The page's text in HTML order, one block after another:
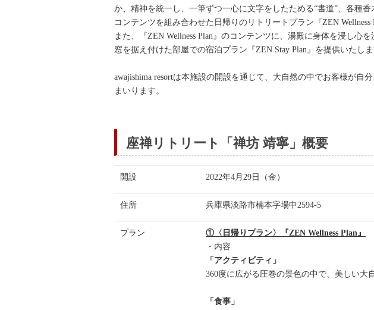
か、精神を統一し、一筆ずつ一心に文字をしたためる“書道”、各種
コンテンツを組み合わせた日帰りのリトリートプラン『ZEN Wellness
また、『ZEN Wellness Plan』のコンテンツに、湯殿に身体を浸し心
窓を据え付けた部屋での宿泊プラン『ZEN Stay Plan』を提供いたしま
awajishima resortは本施設の開設を通じて、大自然の中でお客様が
まいります。
座禅リトリート「禅坊 靖寧」概要
開設 2022年4月29日（金）
住所 兵庫県淡路市楠本字場中2594-5
プラン
①〈日帰りプラン〉『ZEN Wellness Plan』
・内容
「アクティビティ」
360度に広がる圧巻の景色の中で、美しい
「食事」